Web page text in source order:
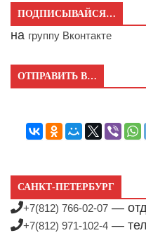
ПОДПИСЫВАЙСЯ…
на группу Вконтакте
ОТПРАВИТЬ В…
САНКТ-ПЕТЕРБУРГ
+7(812) 766-02-07 —
+7(812) 971-102-4 —